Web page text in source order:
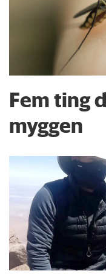
Fem ting
myggen